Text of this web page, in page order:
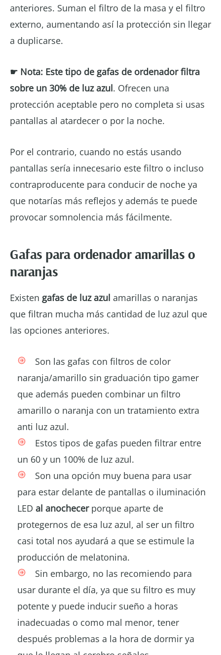
anteriores. Suman el filtro de la masa y el filtro
externo, aumentando así la protección sin llegar
a duplicarse.
☛ Nota: Este tipo de gafas de ordenador filtra
sobre un 30% de luz azul. Ofrecen una
protección aceptable pero no completa si usas
pantallas al atardecer o por la noche.
Por el contrario, cuando no estás usando
pantallas sería innecesario este filtro o incluso
contraproducente para conducir de noche ya
que notarías más reflejos y además te puede
provocar somnolencia más fácilmente.
Gafas para ordenador amarillas o
naranjas
Existen gafas de luz azul amarillas o naranjas
que filtran mucha más cantidad de luz azul que
las opciones anteriores.
Son las gafas con filtros de color
naranja/amarillo sin graduación tipo gamer
que además pueden combinar un filtro
amarillo o naranja con un tratamiento extra
anti luz azul.
Estos tipos de gafas pueden filtrar entre
un 60 y un 100% de luz azul.
Son una opción muy buena para usar
para estar delante de pantallas o iluminación
LED al anochecerporque aparte de
protegernos de esa luz azul, al ser un filtro
casi total nos ayudará a que se estimule la
producción de melatonina.
Sin embargo, no las recomiendo para
usar durante el día, ya que su filtro es muy
potente y puede inducir sueño a horas
inadecuadas o como mal menor, tener
después problemas a la hora de dormir ya